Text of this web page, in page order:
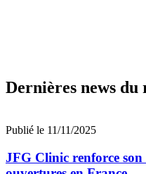
Dernières news du
Publié le 11/11/2025
JFG Clinic renforce son